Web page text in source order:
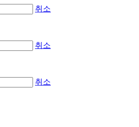
취소
취소
취소